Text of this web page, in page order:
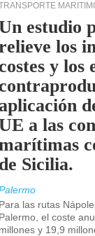
estudio
los
costes y los
a las
de Sicilia.
Para las rutas
Palermo, el coste
millones y 19,9